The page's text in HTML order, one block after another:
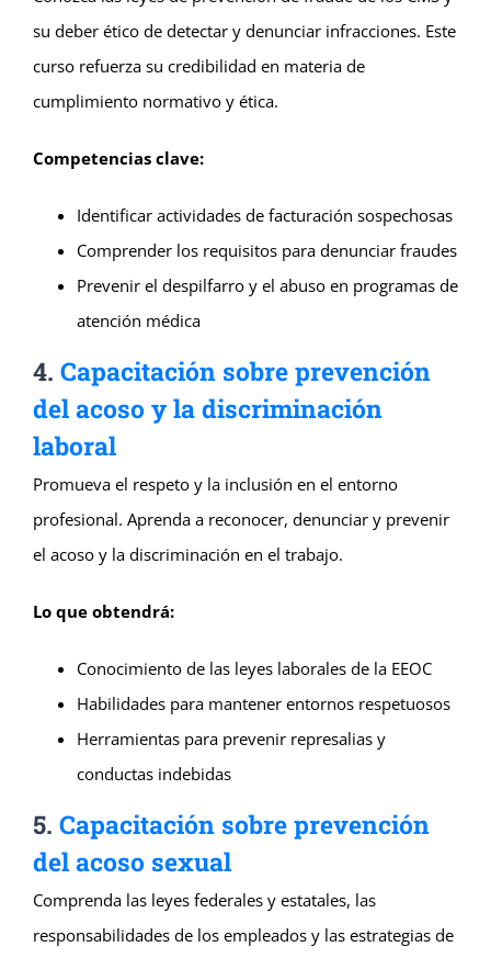
su deber ético de detectar y denunciar infracciones. Este
curso refuerza su credibilidad en materia de
cumplimiento normativo y ética.
Competencias clave:
Identificar actividades de facturación sospechosas
Comprender los requisitos para denunciar fraudes
Prevenir el despilfarro y el abuso en programas de
atención médica
4. Capacitación sobre prevención
del acoso y la discriminación
laboral
Promueva el respeto y la inclusión en el entorno
profesional. Aprenda a reconocer, denunciar y prevenir
el acoso y la discriminación en el trabajo.
Lo que obtendrá:
Conocimiento de las leyes laborales de la EEOC
Habilidades para mantener entornos respetuosos
Herramientas para prevenir represalias y
conductas indebidas
5. Capacitación sobre prevención
del acoso sexual
Comprenda las leyes federales y estatales, las
responsabilidades de los empleados y las estrategias de